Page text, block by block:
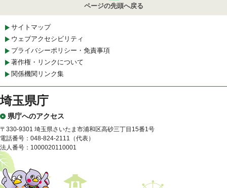
ページの先頭へ戻る
サイトマップ
ウェブアクセシビリティ
プライバシーポリシー・免責事項
著作権・リンクについて
関係機関リンク集
埼玉県庁
県庁へのアクセス
〒330-9301 埼玉県さいたま市浦和区高砂三丁目15番1号
電話番号：048-824-2111（代表）
法人番号：1000020110001